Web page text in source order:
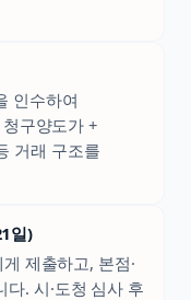
인수하여
구양도가 +
거래 구조를
일)
제출하고, 본점·
. 시·도청 심사 후